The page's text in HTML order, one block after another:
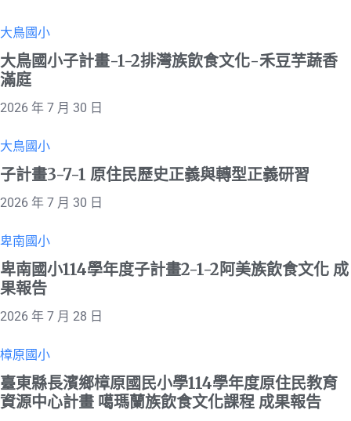
大鳥國小
大鳥國小子計畫-1-2排灣族飲食文化-禾豆芋蔬香
滿庭
2026 年 7 月 30 日
大鳥國小
子計畫3-7-1 原住民歷史正義與轉型正義研習
2026 年 7 月 30 日
卑南國小
卑南國小114學年度子計畫2-1-2阿美族飲食文化 成
果報告
2026 年 7 月 28 日
樟原國小
臺東縣長濱鄉樟原國民小學114學年度原住民教育
資源中心計畫 噶瑪蘭族飲食文化課程 成果報告